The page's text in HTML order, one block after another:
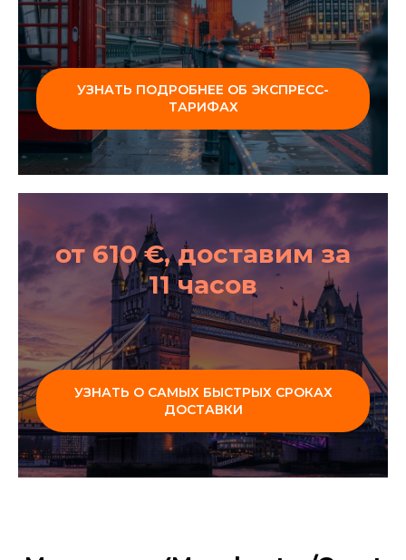
УЗНАТЬ ПОДРОБНЕЕ ОБ ЭКСПРЕСС-
ТАРИФАХ
от 610 €, доставим за
11 часов
УЗНАТЬ О САМЫХ БЫСТРЫХ СРОКАХ
ДОСТАВКИ